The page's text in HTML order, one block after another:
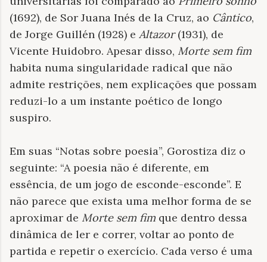
(1692), de Sor Juana Inés de la Cruz, ao Cântico,
de Jorge Guillén (1928) e Altazor(1931), de
Vicente Huidobro. Apesar disso, Morte sem fim
habita numa singularidade radical que não
admite restrições, nem explicações que possam
reduzi-lo a um instante poético de longo
suspiro.
Em suas “Notas sobre poesia”, Gorostiza diz o
seguinte: “A poesia não é diferente, em
essência, de um jogo de esconde-esconde”. E
não parece que exista uma melhor forma de se
aproximar de Morte sem fim que dentro dessa
dinâmica de ler e correr, voltar ao ponto de
partida e repetir o exercício. Cada verso é uma